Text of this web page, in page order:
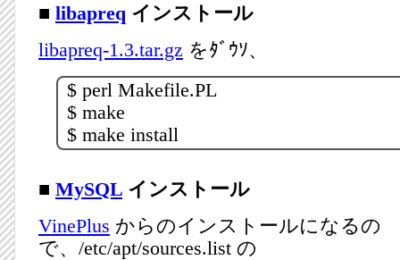
■ libapreq インストール
libapreq-1.3.tar.gz をﾀﾞｳｿ、
$ perl Makefile.PL
$ make
$ make install
■ MySQL インストール
VinePlus からのインストールになるの
で、/etc/apt/sources.list の